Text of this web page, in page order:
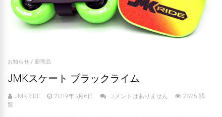
お知らせ / 新商品
JMKスケート ブラックライム
JMKRIDE 2019年3月6日 コメントはありません
2825 閲
覧